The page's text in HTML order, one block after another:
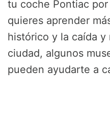
tu coche Pontiac
quieres aprender
histórico y la caída
ciudad, algunos
pueden ayudarte a